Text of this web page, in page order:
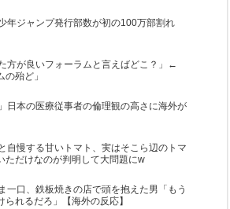
年ジャンプ発行部数が初の100万部割れ
方が良いフォーラムと言えばどこ？」←
の殆ど」
日本の医療従事者の倫理観の高さに海外が
自慢する甘いトマト、実はそこら辺のトマ
ただけなのが判明して大問題にw
一口、鉄板焼きの店で頭を抱えた男「もう
れるだろ」【海外の反応】